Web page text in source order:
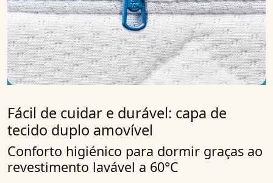
Fácil de cuidar e durável: capa de
tecido duplo amovível
Conforto higiénico para dormir graças ao
revestimento lavável a 60°C